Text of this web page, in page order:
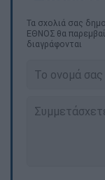
Τα σχολιά σας
ΕΘΝΟΣ θα
διαγράφονται